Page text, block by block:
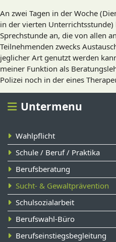
An zwei Tagen in der Woche
in der vierten
Sprechstunde an, die von allen
Teilnehmenden zwecks
jeglicher Art genutzt werden
meiner Funktion als
Polizei noch in der eines
Untermenu
Wahlpflicht
Schule / Beruf / Praktika
Berufsberatung
Sucht- & Gewaltprävention
Schulsozialarbeit
Berufswahl-Büro
Berufseinstiegsbegleitung